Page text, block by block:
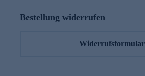
Bestellung widerrufen
Widerrufsformular